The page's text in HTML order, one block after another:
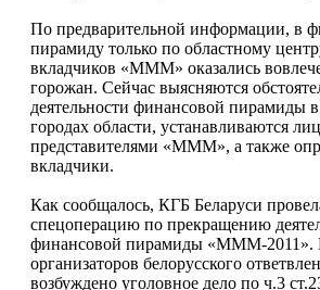
По предварительной информации, в
пирамиду только по областному
вкладчиков «МММ» оказались
горожан. Сейчас выясняются
деятельности финансовой пирамиды
городах области, устанавливаются
представителями «МММ», а также
вкладчики.
Как сообщалось, КГБ Беларуси
спецоперацию по прекращению
финансовой пирамиды «МММ-2011».
организаторов белорусского
возбуждено уголовное дело по ч.3